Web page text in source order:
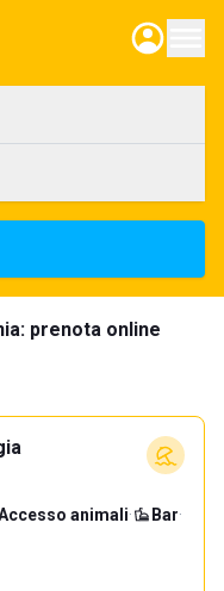
prenota online
animali· Bar·